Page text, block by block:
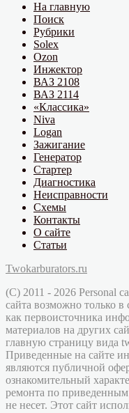
На главную
Поиск
Рубрики
Solex
Ozon
Инжектор
ВАЗ 2108
ВАЗ 2114
«Классика»
Niva
Logan
Зажигание
Генератор
Стартер
Диагностика
Неисправности
Схемы
Контакты
О сайте
Статьи
Twokarburators.ru
(C) 2011 - 2026 Personal
сайта возможно только
как первоисточника
материалов на других
главную страницу вида
Приведенные на сайте
являются публичной
ознакомительный
ремонта по
не несет. Этот сайт